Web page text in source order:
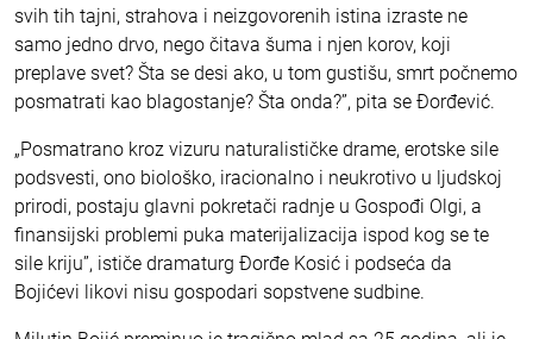
svih tih tajni, strahova i neizgovorenih istina izraste ne
samo jedno drvo, nego čitava šuma i njen korov, koji
preplave svet? Šta se desi ako, u tom gustišu, smrt počnemo
posmatrati kao blagostanje? Šta onda?”, pita se Đorđević.
„Posmatrano kroz vizuru naturalističke drame, erotske sile
podsvesti, ono biološko, iracionalno i neukrotivo u ljudskoj
prirodi, postaju glavni pokretači radnje u Gospođi Olgi, a
finansijski problemi puka materijalizacija ispod kog se te
sile kriju”, ističe dramaturg Đorđe Kosić i podseća da
Bojićevi likovi nisu gospodari sopstvene sudbine.